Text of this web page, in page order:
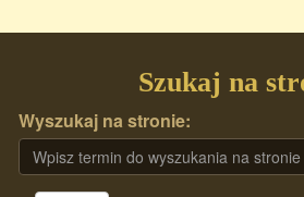
Szukaj na
Wyszukaj na stronie: